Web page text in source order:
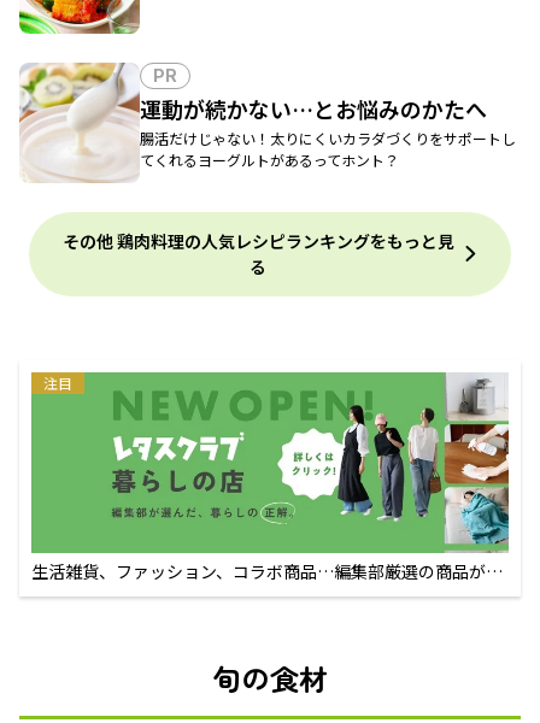
PR
運動が続かない…とお悩みのかたへ
腸活だけじゃない！太りにくいカラダづくりをサポートし
てくれるヨーグルトがあるってホント？
その他 鶏肉料理の人気レシピランキングをもっと見
る
注目
生活雑貨、ファッション、コラボ商品…編集部厳選の商品が買
えるECサイト
旬の食材